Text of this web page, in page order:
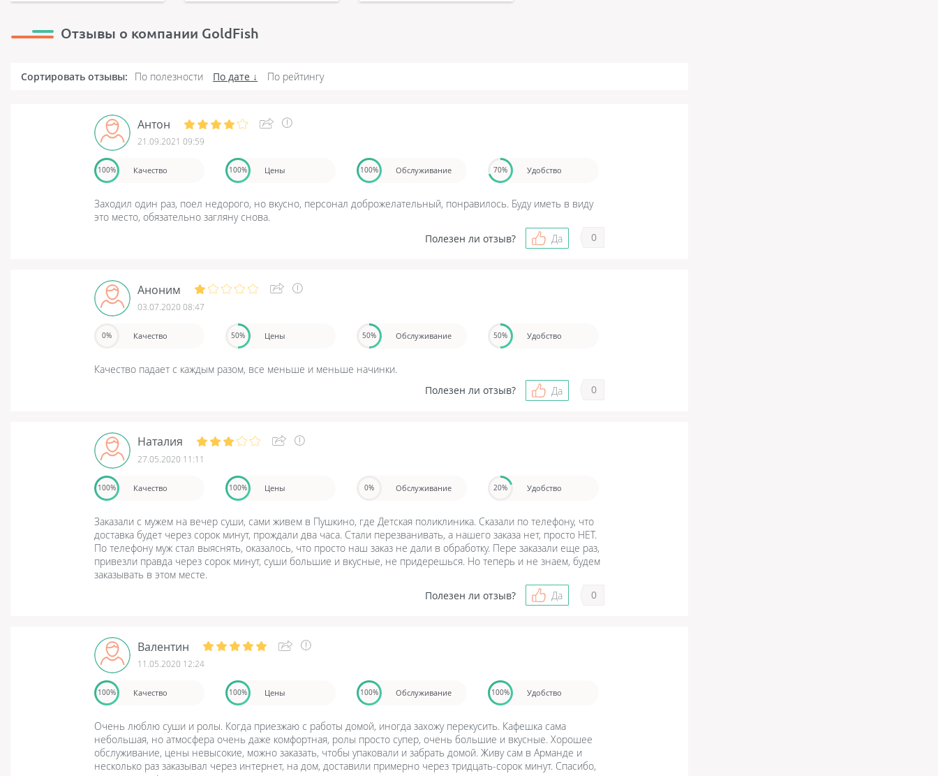
Отзывы о компании GoldFish
Сортировать отзывы: По полезности По дате По рейтингу
Антон
21.09.2021 09:59
100% Качество 100% Цены 100% Обслуживание 70% Удобство
Заходил один раз, поел недорого, но вкусно, персонал доброжелательный, понравилось. Буду иметь в виду
это место, обязательно загляну снова.
Полезен ли отзыв?
Да 0
Аноним
03.07.2020 08:47
0% Качество 50% Цены 50% Обслуживание 50% Удобство
Качество падает с каждым разом, все меньше и меньше начинки.
Полезен ли отзыв?
Да 0
Наталия
27.05.2020 11:11
100% Качество 100% Цены 0% Обслуживание 20% Удобство
Заказали с мужем на вечер суши, сами живем в Пушкино, где Детская поликлиника. Сказали по телефону, что
доставка будет через сорок минут, прождали два часа. Стали перезванивать, а нашего заказа нет, просто НЕТ.
По телефону муж стал выяснять, оказалось, что просто наш заказ не дали в обработку. Пере заказали еще раз,
привезли правда через сорок минут, суши большие и вкусные, не придерешься. Но теперь и не знаем, будем
заказывать в этом месте.
Полезен ли отзыв?
Да 0
Валентин
11.05.2020 12:24
100% Качество 100% Цены 100% Обслуживание 100% Удобство
Очень люблю суши и ролы. Когда приезжаю с работы домой, иногда захожу перекусить. Кафешка сама
небольшая, но атмосфера очень даже комфортная, ролы просто супер, очень большие и вкусные. Хорошее
обслуживание, цены невысокие, можно заказать, чтобы упаковали и забрать домой. Живу сам в Арманде и
несколько раз заказывал через интернет, на дом, доставили примерно через тридцать-сорок минут. Спасибо,